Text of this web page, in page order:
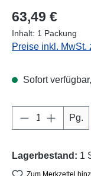
Regulärer Preis:
63,49 €
Inhalt: 1 Packung
Preise inkl. MwSt.
Sofort
Produkt Pg.
Lagerbestand: 1
Zum Merkzettel